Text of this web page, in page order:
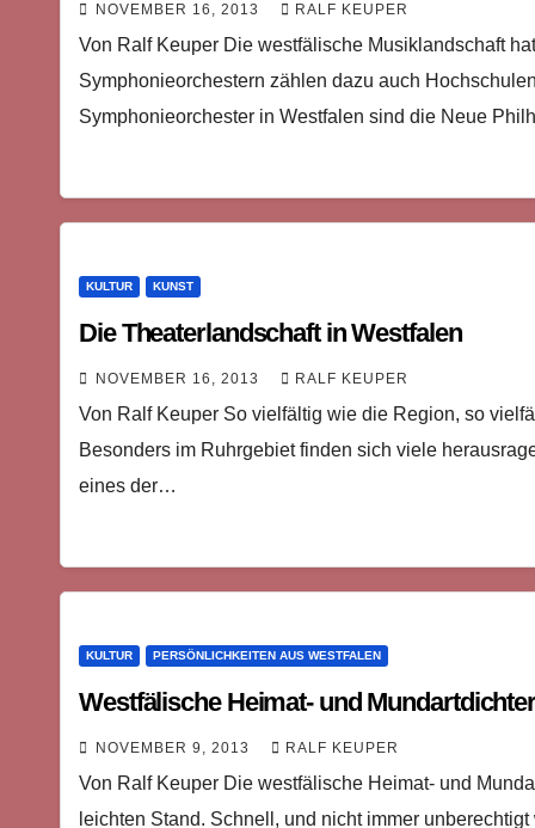
NOVEMBER 16, 2013 RALF KEUPER
Von Ralf Keuper Die westfälische Musiklandschaft
Symphonieorchestern zählen dazu auch
Symphonieorchester in Westfalen sind die Neue
KULTUR KUNST
Die Theaterlandschaft in Westfalen
NOVEMBER 16, 2013 RALF KEUPER
Von Ralf Keuper So vielfältig wie die Region, so
Besonders im Ruhrgebiet finden sich viele
eines der…
KULTUR PERSÖNLICHKEITEN AUS WESTFALEN
Westfälische Heimat- und
NOVEMBER 9, 2013 RALF KEUPER
Von Ralf Keuper Die westfälische Heimat- und
leichten Stand. Schnell, und nicht immer